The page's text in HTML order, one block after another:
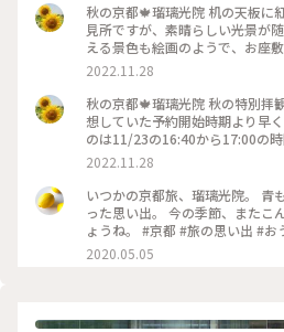
秋の京都🍁瑠璃光院 机の天板に
見所ですが、素晴らしい光景が
える景色も絵画のようで、お座
プされてさらに雅です✨ 拝観が
ると、こちらも美しくライトア
2022.11.23 #秋いろとりどり #Myことりっぷ #瑠璃光院 #紅葉
狩り #紅葉 #京都
2022.11.28
秋の京都🍁瑠璃光院 秋の特別拝
想していた予約開始時期より早
のは11/23の16:40から17:00の
うかしら。昼でもなく夜でもな
うと不安でしたが、薄暗くなっ
予想していた以上の素晴らしい
緑の頃とはまた違って雅な世界
のいく写真を撮ったら後ろに並
を額縁に見立てて遠目から写真
ったり。 最初、夫は「春にも行
2022.11.28
いつかの京都旅、瑠璃光院。 青
った思い出。 今の季節、またこ
ょうね。 #京都 #旅の思い出 #お
2020.05.05